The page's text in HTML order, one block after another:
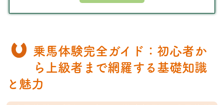
乗馬体験完全ガイド：初心者か
ら上級者まで網羅する基礎知識
と魅力